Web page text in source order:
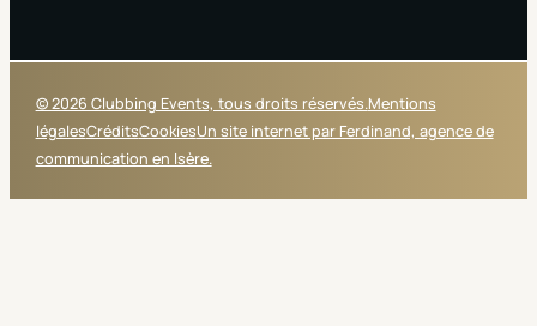
© 2026 Clubbing Events, tous droits réservés.Mentions
légalesCréditsCookiesUn site internet par Ferdinand, agence de
communication en Isère.